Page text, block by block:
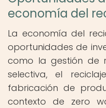
economía del
La economía del
oportunidades de
como la gestión de
selectiva, el
fabricación de
contexto de zero